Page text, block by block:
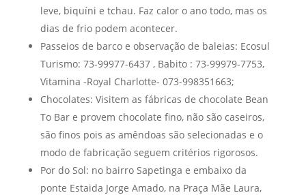
leve, biquíni e tchau. Faz calor o ano todo, mas os
dias de frio podem acontecer.
Passeios de barco e observação de baleias: Ecosul
Turismo: 73-99977-6437 , Babito : 73-99979-7753,
Vitamina -Royal Charlotte- 073-998351663;
Chocolates: Visitem as fábricas de chocolate Bean
To Bar e provem chocolate fino, não são caseiros,
são finos pois as amêndoas são selecionadas e o
modo de fabricação seguem critérios rigorosos.
Por do Sol: no bairro Sapetinga e embaixo da
ponte Estaida Jorge Amado, na Praça Mãe Laura,